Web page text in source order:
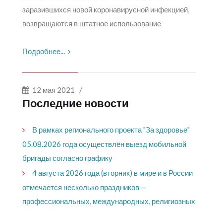
заразившихся новой коронавирусной инфекцией,
возвращаются в штатное использование
Подробнее...
12 мая 2021 /
Последние новости
В рамках регионального проекта "За здоровье"
05.08.2026 года осуществлён выезд мобильной
бригады согласно графику
4 августа 2026 года (вторник) в мире и в России
отмечается несколько праздников —
профессиональных, международных, религиозных